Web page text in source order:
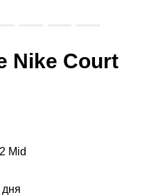
Nike Court
Mid
дня